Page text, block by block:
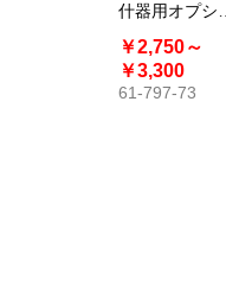
什器用オプショ
ン〔ストエキオ
リジナル〕
￥2,750～
￥3,300
61-797-73